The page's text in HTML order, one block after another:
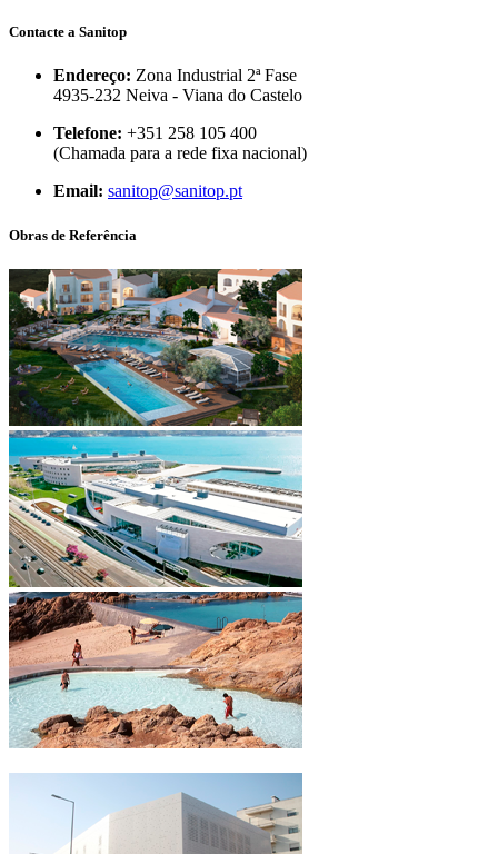
Contacte a Sanitop
Endereço: Zona Industrial 2ª Fase
4935-232 Neiva - Viana do Castelo
Telefone: +351 258 105 400
(Chamada para a rede fixa nacional)
Email: sanitop@sanitop.pt
Obras de Referência